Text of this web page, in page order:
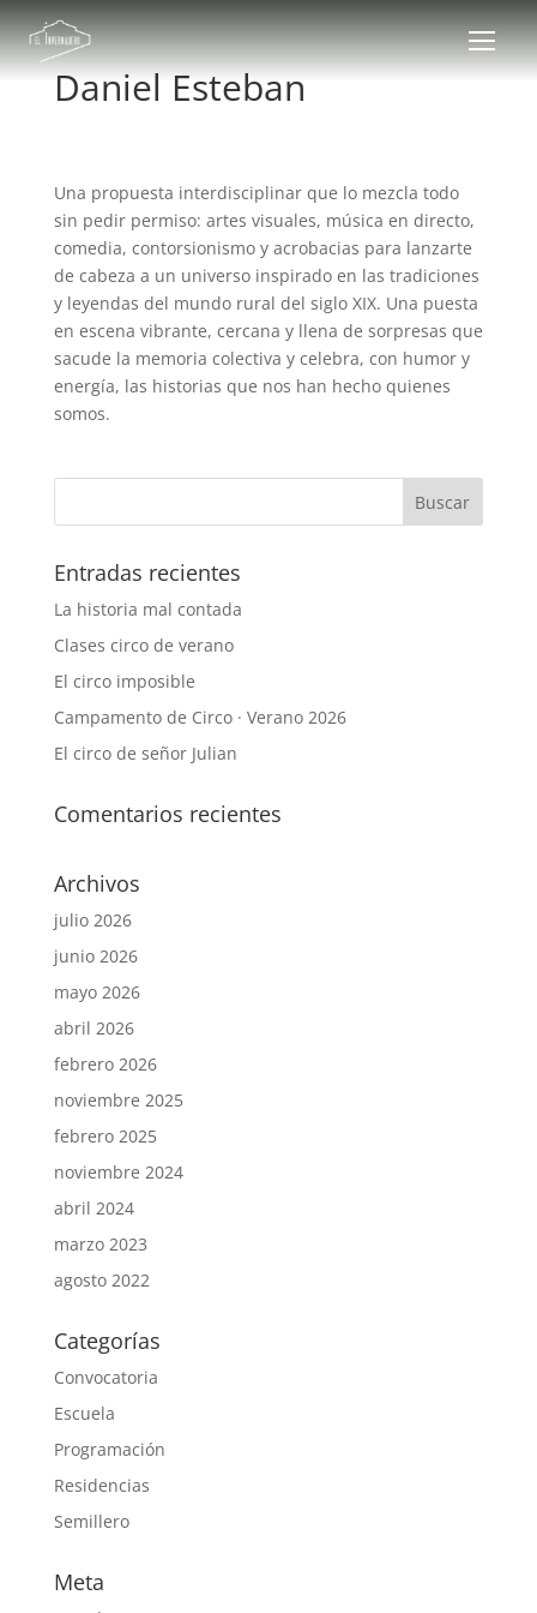
Daniel Esteban
Una propuesta interdisciplinar que lo mezcla todo
sin pedir permiso: artes visuales, música en directo,
comedia, contorsionismo y acrobacias para lanzarte
de cabeza a un universo inspirado en las tradiciones
y leyendas del mundo rural del siglo XIX. Una puesta
en escena vibrante, cercana y llena de sorpresas que
sacude la memoria colectiva y celebra, con humor y
energía, las historias que nos han hecho quienes
somos.
Entradas recientes
La historia mal contada
Clases circo de verano
El circo imposible
Campamento de Circo · Verano 2026
El circo de señor Julian
Comentarios recientes
Archivos
julio 2026
junio 2026
mayo 2026
abril 2026
febrero 2026
noviembre 2025
febrero 2025
noviembre 2024
abril 2024
marzo 2023
agosto 2022
Categorías
Convocatoria
Escuela
Programación
Residencias
Semillero
Meta